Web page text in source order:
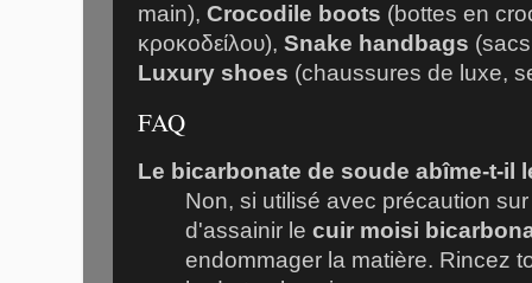
main), Crocodile boots (bottes en
κροκοδείλου), Snake handbags
Luxury shoes (chaussures de luxe,
FAQ
Le bicarbonate de soude abîme-t-il
Non, si utilisé avec précaution
d'assainir le cuir moisi
endommager la matière. Rincez